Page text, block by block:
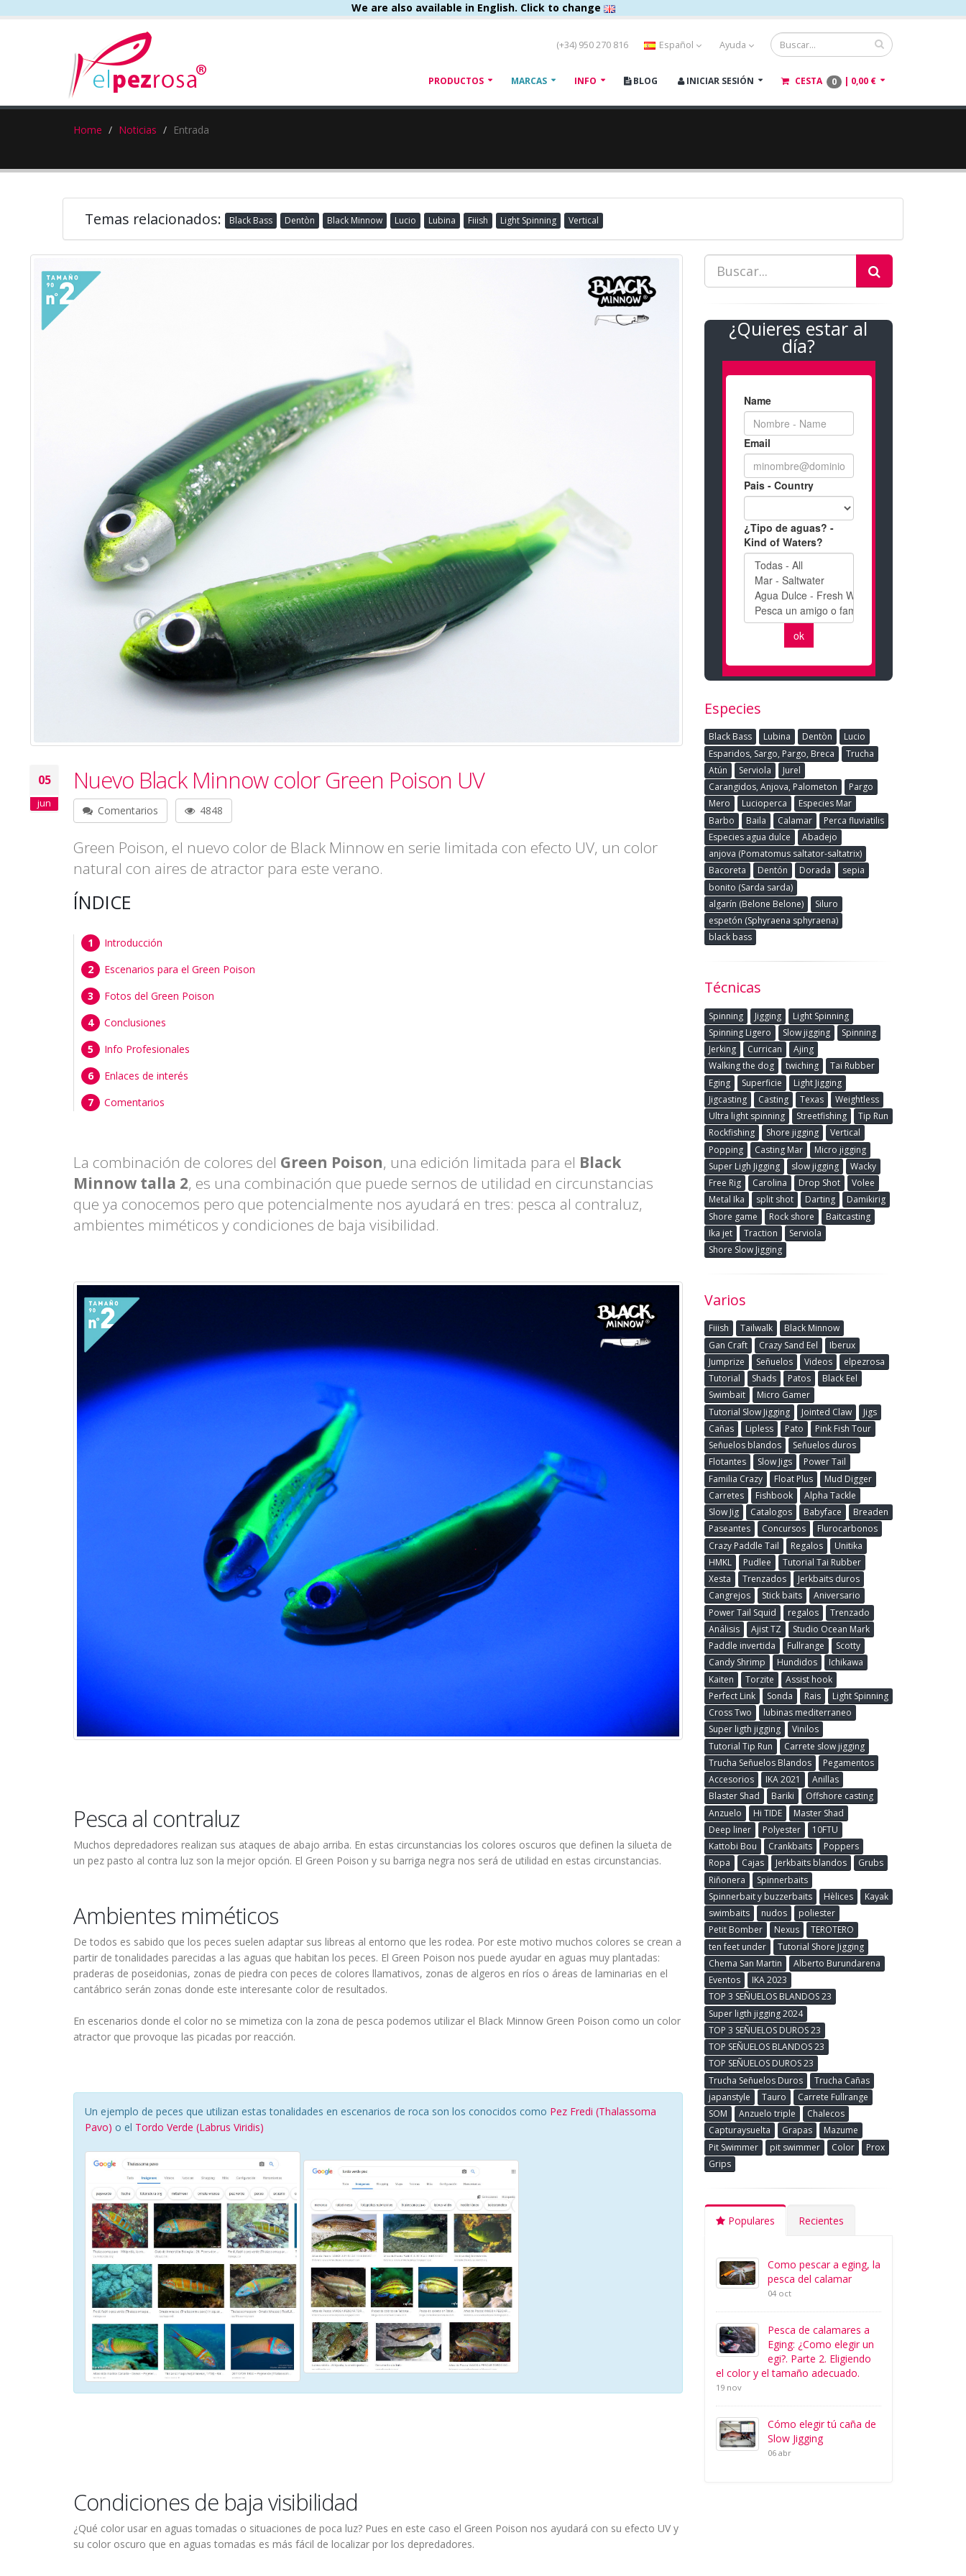
We are also available in English. Click to change
(+34) 950 270 816 Español Ayuda
PRODUCTOS MARCAS INFO BLOG INICIAR SESIÓN CESTA 0 | 0,00 €
Home Noticias Entrada
Temas relacionados: Black Bass Dentòn Black Minnow Lucio Lubina Fiiish Light Spinning Vertical
05
jun
Nuevo Black Minnow color Green Poison UV
Comentarios 4848
Green Poison, el nuevo color de Black Minnow en serie limitada con efecto UV, un color
natural con aires de atractor para este verano.
ÍNDICE
Introducción
Escenarios para el Green Poison
Fotos del Green Poison
Conclusiones
Info Profesionales
Enlaces de interés
Comentarios
La combinación de colores del Green Poison, una edición limitada para el Black
Minnow talla 2, es una combinación que puede sernos de utilidad en circunstancias
que ya conocemos pero que potencialmente nos ayudará en tres: pesca al contraluz,
ambientes miméticos y condiciones de baja visibilidad.
Pesca al contraluz
Muchos depredadores realizan sus ataques de abajo arriba. En estas circunstancias los colores oscuros que definen la silueta de
un pez pasto al contra luz son la mejor opción. El Green Poison y su barriga negra nos será de utilidad en estas circunstancias.
Ambientes miméticos
De todos es sabido que los peces suelen adaptar sus libreas al entorno que les rodea. Por este motivo muchos colores se crean a
partir de tonalidades parecidas a las aguas que habitan los peces. El Green Poison nos puede ayudar en aguas muy plantadas:
praderas de poseidonias, zonas de piedra con peces de colores llamativos, zonas de algeros en ríos o áreas de laminarias en el
cantábrico serán zonas donde este interesante color de resultados.
En escenarios donde el color no se mimetiza con la zona de pesca podemos utilizar el Black Minnow Green Poison como un color
atractor que provoque las picadas por reacción.
Un ejemplo de peces que utilizan estas tonalidades en escenarios de roca son los conocidos como Pez Fredi (Thalassoma
Pavo) o el Tordo Verde (Labrus Viridis)
Condiciones de baja visibilidad
¿Qué color usar en aguas tomadas o situaciones de poca luz? Pues en este caso el Green Poison nos ayudará con su efecto UV y
su color oscuro que en aguas tomadas es más fácil de localizar por los depredadores.
¿Quieres estar al
día?
Especies
Black Bass Lubina Dentòn
Lucio
Esparidos, Sargo, Pargo, Breca
Trucha
Atún
Serviola
Jurel
Carangidos, Anjova, Palometon
Pargo
Mero
Lucioperca
Especies Mar
Barbo
Baila Calamar
Perca fluviatilis
Especies agua dulce
Abadejo
anjova (Pomatomus saltator-saltatrix)
Bacoreta
Dentón Dorada
sepia
bonito (Sarda sarda)
algarín (Belone Belone)
Siluro
espetón (Sphyraena sphyraena)
black bass
Técnicas
Spinning Jigging
Light Spinning
Spinning Ligero
Slow jigging
Spinning
Jerking
Currican
Ajing
Walking the dog
twiching
Tai Rubber
Eging
Superficie
Light Jigging
Jigcasting
Casting Texas
Weightless
Ultra light spinning
Streetfishing
Tip Run
Rockfishing
Shore jigging
Vertical
Popping
Casting Mar
Micro jigging
Super Ligh Jigging
slow jigging
Wacky
Free Rig
Carolina Drop Shot
Volee
Metal Ika
split shot Darting
Damikirig
Shore game
Rock shore
Baitcasting
Ika jet
Traction
Serviola
Shore Slow Jigging
Varios
Fiiish Tailwalk
Black Minnow
Gan Craft
Crazy Sand Eel
Iberux
Jumprize
Señuelos Videos
elpezrosa
Tutorial
Shads Patos
Black Eel
Swimbait
Micro Gamer
Tutorial Slow Jigging
Jointed Claw
Jigs
Cañas
Lipless Pato
Pink Fish Tour
Señuelos blandos
Señuelos duros
Flotantes
Slow Jigs
Power Tail
Familia Crazy
Float Plus
Mud Digger
Carretes
Fishbook
Alpha Tackle
Slow Jig
Catalogos Babyface
Breaden
Paseantes
Concursos
Flurocarbonos
Crazy Paddle Tail
Regalos
Unitika
HMKL
Pudlee
Tutorial Tai Rubber
Xesta
Trenzados
Jerkbaits duros
Cangrejos
Stick baits
Aniversario
Power Tail Squid
regalos
Trenzado
Análisis
Ajist TZ
Studio Ocean Mark
Paddle invertida
Fullrange
Scotty
Candy Shrimp
Hundidos
Ichikawa
Kaiten
Torzite
Assist hook
Perfect Link
Sonda Rais
Light Spinning
Cross Two
lubinas mediterraneo
Super ligth jigging
Vinilos
Tutorial Tip Run
Carrete slow jigging
Trucha Señuelos Blandos
Pegamentos
Accesorios
IKA 2021
Anillas
Blaster Shad
Bariki
Offshore casting
Anzuelo
Hi TIDE
Master Shad
Deep liner
Polyester
10FTU
Kattobi Bou
Crankbaits
Poppers
Ropa
Cajas Jerkbaits blandos
Grubs
Riñonera
Spinnerbaits
Spinnerbait y buzzerbaits
Hèlices
Kayak
swimbaits
nudos
poliester
Petit Bomber
Nexus
TEROTERO
ten feet under
Tutorial Shore Jigging
Chema San Martin
Alberto Burundarena
Eventos
IKA 2023
TOP 3 SEÑUELOS BLANDOS 23
Super ligth jigging 2024
TOP 3 SEÑUELOS DUROS 23
TOP SEÑUELOS BLANDOS 23
TOP SEÑUELOS DUROS 23
Trucha Señuelos Duros
Trucha Cañas
japanstyle
Tauro
Carrete Fullrange
SOM
Anzuelo triple
Chalecos
Capturaysuelta
Grapas
Mazume
Pit Swimmer
pit swimmer Color
Prox
Grips
Populares Recientes
Como pescar a eging, la
pesca del calamar
04 oct
Pesca de calamares a
Eging: ¿Como elegir un
egi?. Parte 2. Eligiendo
el color y el tamaño adecuado.
19 nov
Cómo elegir tú caña de
Slow Jigging
06 abr